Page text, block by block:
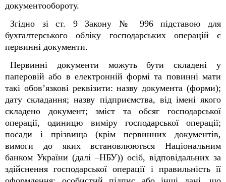
документообороту.
Згідно зі ст. 9 Закону № 996 підставою для
бухгалтерського обліку господарських операцій є
первинні документи.
Первинні документи можуть бути складені у
паперовій або в електронній формі та повинні мати
такі обов’язкові реквізити: назву документа (форми);
дату складання; назву підприємства, від імені якого
складено документ; зміст та обсяг господарської
операції, одиницю виміру господарської операції;
посади і прізвища (крім первинних документів,
вимоги до яких встановлюються Національним
банком України (далі –НБУ)) осіб, відповідальних за
здійснення господарської операції і правильність її